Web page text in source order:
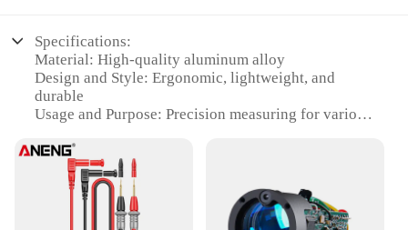
Specifications:
Material: High-quality aluminum alloy
Design and Style: Ergonomic, lightweight, and
durable
Usage and Purpose: Precision measuring for various
Performance and Property: Advanced laser
technology for accurate readings
Parts and Accessories: Comes with a set of essential
accessories
Applicable People: Ideal for professionals and DIY